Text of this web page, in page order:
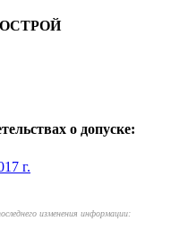
о допуске:
г.
изменения информации: